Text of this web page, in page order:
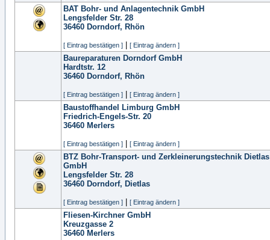
BAT Bohr- und Anlagentechnik GmbH
Lengsfelder Str. 28
36460 Dorndorf, Rhön
[ Eintrag bestätigen ] [ Eintrag ändern ]
Baureparaturen Dorndorf GmbH
Hardtstr. 12
36460 Dorndorf, Rhön
[ Eintrag bestätigen ] [ Eintrag ändern ]
Baustoffhandel Limburg GmbH
Friedrich-Engels-Str. 20
36460 Merlers
[ Eintrag bestätigen ] [ Eintrag ändern ]
BTZ Bohr-Transport- und Zerkleinerungstechnik Dietlas
GmbH
Lengsfelder Str. 28
36460 Dorndorf, Dietlas
[ Eintrag bestätigen ] [ Eintrag ändern ]
Fliesen-Kirchner GmbH
Kreuzgasse 2
36460 Merlers